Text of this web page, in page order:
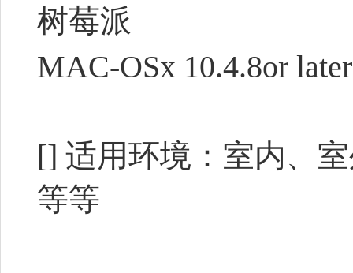
树莓派
MAC-OSx 10.4.8or later
[] 适用环境：室内、
等等